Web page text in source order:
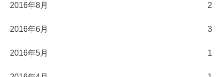
2016年8月 2
2016年6月 3
2016年5月 1